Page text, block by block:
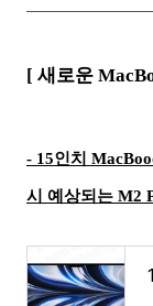
[ 새로운
- 15인치
시 예상되는 M2